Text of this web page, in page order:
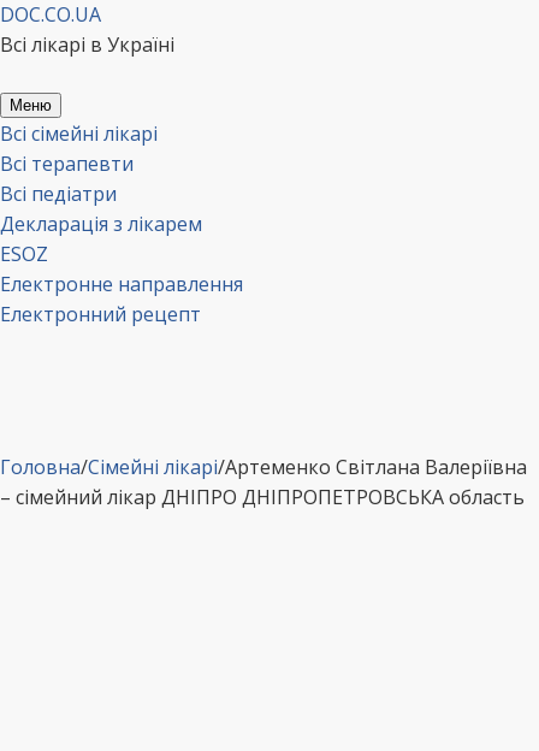
Перейти
до
DOC.CO.UA
Всі лікарі в Україні
Меню
Всі сімейні лікарі
Всі терапевти
Всі педіатри
Декларація з лікарем
ESOZ
Електронне направлення
Електронний рецепт
Головна/Сімейні лікарі/Артеменко Світлана Валеріївна
– сімейний лікар ДНІПРО ДНІПРОПЕТРОВСЬКА область